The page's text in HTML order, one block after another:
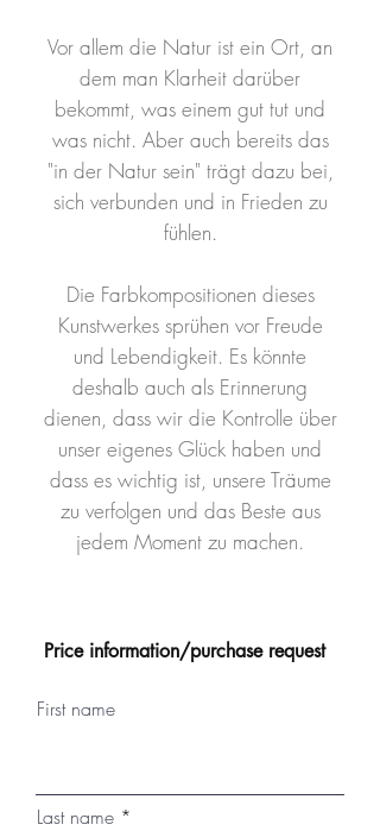
Vor allem die Natur ist ein Ort, an
dem man Klarheit darüber
bekommt, was einem gut tut und
was nicht. Aber auch bereits das
"in der Natur sein" trägt dazu bei,
sich verbunden und in Frieden zu
fühlen.
Die Farbkompositionen dieses
Kunstwerkes sprühen vor Freude
und Lebendigkeit. Es könnte
deshalb auch als Erinnerung
dienen, dass wir die Kontrolle über
unser eigenes Glück haben und
dass es wichtig ist, unsere Träume
zu verfolgen und das Beste aus
jedem Moment zu machen.
Price information/purchase request
First name
Last name